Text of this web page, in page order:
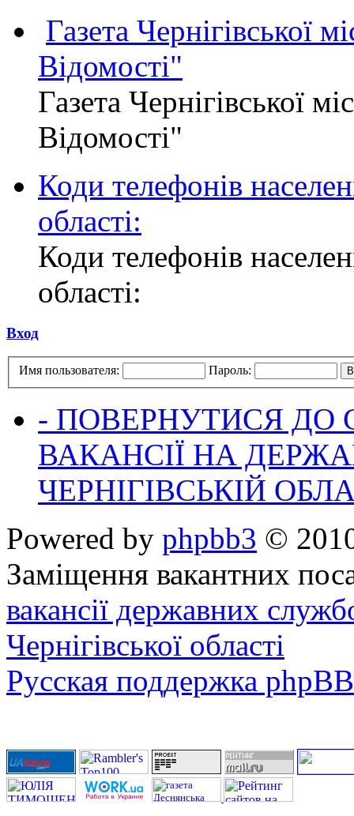
Газета Чернігівської
Відомості"
Газета Чернігівської
Відомості"
Коди телефонів
області:
Коди телефонів
області:
Вход
Имя пользователя: Пароль:
- ПОВЕРНУТИСЯ ДО
ВАКАНСІЇ НА
ЧЕРНІГІВСЬКІЙ
Powered by phpbb3 ©
Заміщення вакантних
вакансії державних
Чернігівської області
Русская поддержка phpBB